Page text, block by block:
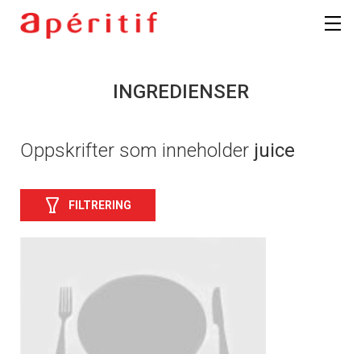
INGREDIENSER
Oppskrifter som inneholder juice
FILTRERING